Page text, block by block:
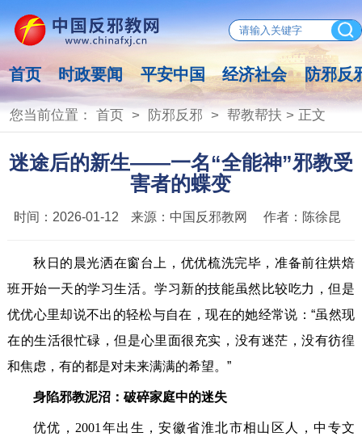
首页 时政要闻 平安中国 经济社会 防邪反
您当前位置： 首页> 防邪反邪 > 帮教帮扶 > 正文
迷途后的新生——一名“全能神”邪教受
害者的蝶变
时间： 2026-01-12 来源： 中国反邪教网 作者： 陈徐昆
秋日的晨光洒在窗台上，优优梳洗完毕，准备前往烘焙
班开始一天的学习生活。学习新的技能虽然比较吃力，但是
优优心里却说不出的轻松与自在，现在的她经常说：“虽然现
在的生活很忙碌，但是心里面很充实，没有迷茫，没有彷徨
和焦虑，有的都是对未来满满的希望。”
身陷邪教泥沼：破碎家庭中的迷失
优优，2001年出生，安徽省淮北市相山区人，中专文